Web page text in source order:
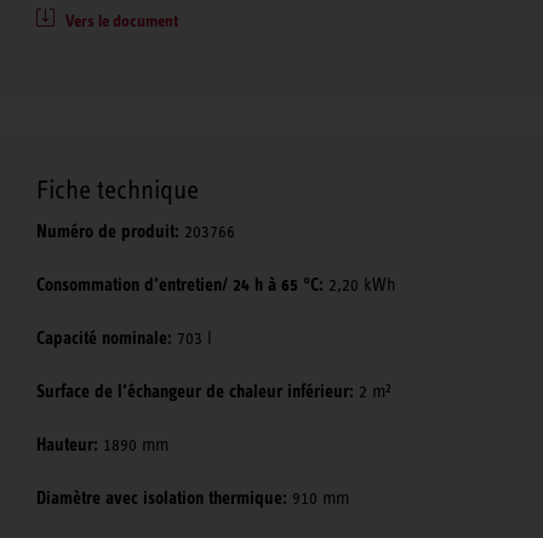
Vers le document
Fiche technique
Numéro de produit: 203766
Consommation d’entretien/ 24 h à 65 °C: 2,20 kWh
Capacité nominale: 703 l
Surface de l’échangeur de chaleur inférieur: 2 m²
Hauteur: 1890 mm
Diamètre avec isolation thermique: 910 mm